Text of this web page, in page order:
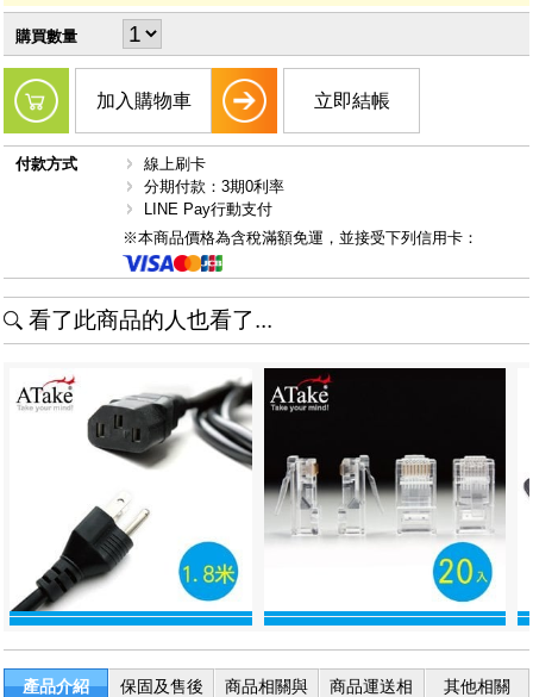
購買數量
加入購物車 立即結帳
付款方式
線上刷卡
分期付款：3期0利率
LINE Pay行動支付
※本商品價格為含稅滿額免運，並接受下列信用卡：
看了此商品的人也看了...
產品介紹
保固及售後
商品相關與
商品運送相
其他相關